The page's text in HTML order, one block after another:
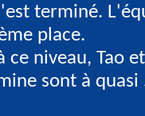
terminé.
place.
ce niveau, Tao
sont à